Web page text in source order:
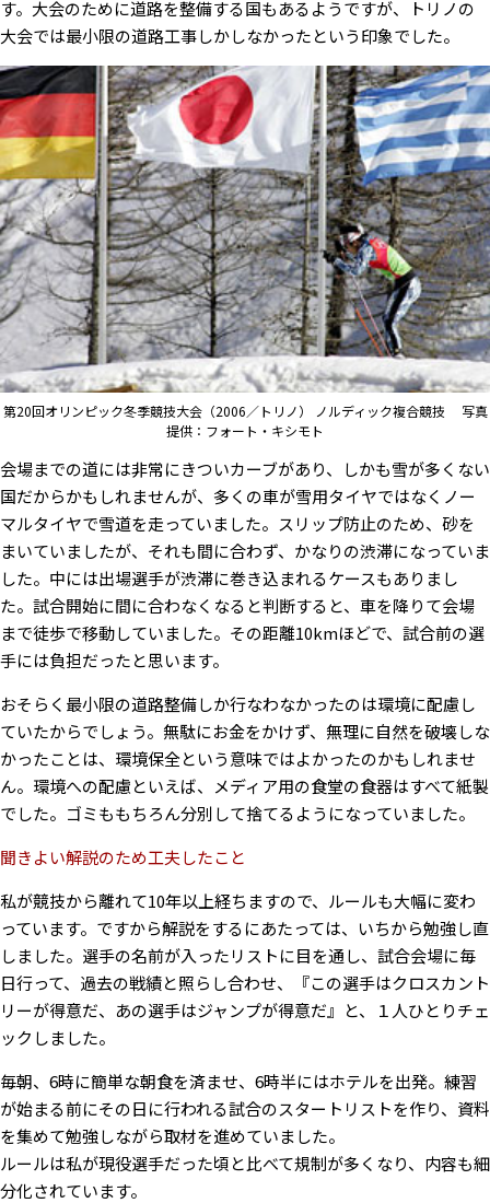
す。大会のために道路を整備する国もあるようですが、トリノの
大会では最小限の道路工事しかしなかったという印象でした。
第20回オリンピック冬季競技大会（2006／トリノ） ノルディック複合競技 写真
提供：フォート・キシモト
会場までの道には非常にきついカーブがあり、しかも雪が多くない
国だからかもしれませんが、多くの車が雪用タイヤではなくノー
マルタイヤで雪道を走っていました。スリップ防止のため、砂を
まいていましたが、それも間に合わず、かなりの渋滞になっていま
した。中には出場選手が渋滞に巻き込まれるケースもありまし
た。試合開始に間に合わなくなると判断すると、車を降りて会場
まで徒歩で移動していました。その距離10kmほどで、試合前の選
手には負担だったと思います。
おそらく最小限の道路整備しか行なわなかったのは環境に配慮し
ていたからでしょう。無駄にお金をかけず、無理に自然を破壊しな
かったことは、環境保全という意味ではよかったのかもしれませ
ん。環境への配慮といえば、メディア用の食堂の食器はすべて紙製
でした。ゴミももちろん分別して捨てるようになっていました。
聞きよい解説のため工夫したこと
私が競技から離れて10年以上経ちますので、ルールも大幅に変わ
っています。ですから解説をするにあたっては、いちから勉強し直
しました。選手の名前が入ったリストに目を通し、試合会場に毎
日行って、過去の戦績と照らし合わせ、『この選手はクロスカント
リーが得意だ、あの選手はジャンプが得意だ』と、１人ひとりチェ
ックしました。
毎朝、6時に簡単な朝食を済ませ、6時半にはホテルを出発。練習
が始まる前にその日に行われる試合のスタートリストを作り、資料
を集めて勉強しながら取材を進めていました。
ルールは私が現役選手だった頃と比べて規制が多くなり、内容も細
分化されています。